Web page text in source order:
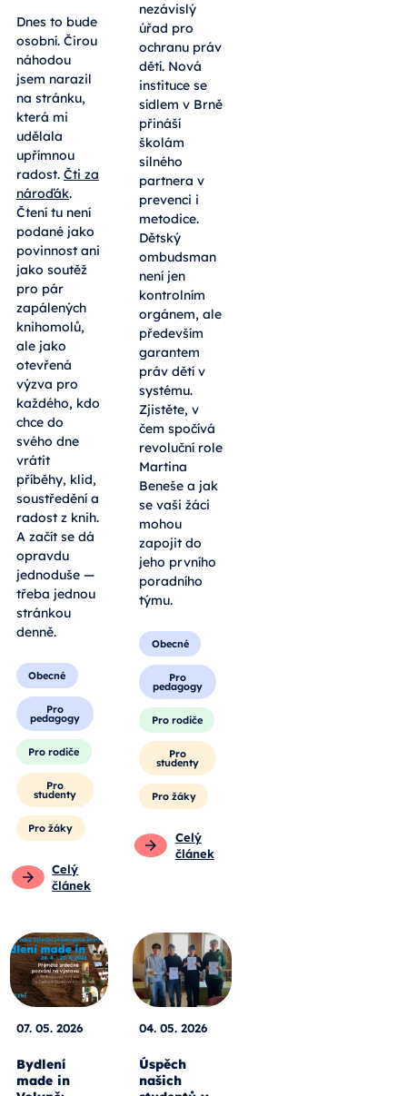
Dnes to bude
osobní. Čirou
náhodou
jsem narazil
na stránku,
která mi
udělala
upřímnou
radost. Čti za
nároďák.
Čtení tu není
podané jako
povinnost ani
jako soutěž
pro pár
zapálených
knihomolů,
ale jako
otevřená
výzva pro
každého, kdo
chce do
svého dne
vrátit
příběhy, klid,
soustředění a
radost z knih.
A začít se dá
opravdu
jednoduše —
třeba jednou
stránkou
denně.
Obecné
Pro
pedagogy
Pro rodiče
Pro
studenty
Pro žáky
Celý
článek
nezávislý
úřad pro
ochranu práv
dětí. Nová
instituce se
sídlem v Brně
přináší
školám
silného
partnera v
prevenci i
metodice.
Dětský
ombudsman
není jen
kontrolním
orgánem, ale
především
garantem
práv dětí v
systému.
Zjistěte, v
čem spočívá
revoluční role
Martina
Beneše a jak
se vaši žáci
mohou
zapojit do
jeho prvního
poradního
týmu.
Obecné
Pro
pedagogy
Pro rodiče
Pro
studenty
Pro žáky
Celý
článek
07. 05. 2026
Bydlení
made in
04. 05. 2026
Úspěch
našich